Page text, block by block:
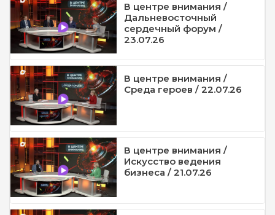
В центре внимания /
Дальневосточный
сердечный форум /
23.07.26
В центре внимания /
Среда героев / 22.07.26
В центре внимания /
Искусство ведения
бизнеса / 21.07.26